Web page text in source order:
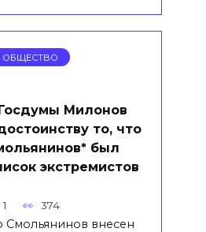
ОБЩЕСТВО
Милонов
то, что
был
экстремистов
1 374
Смольянинов внесен